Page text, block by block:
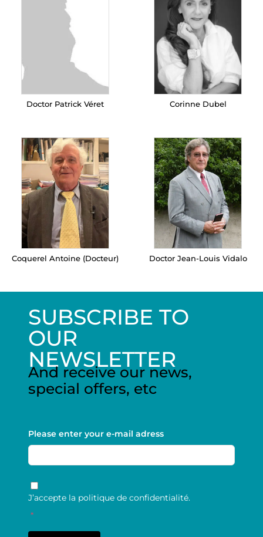
Doctor Patrick Véret Corinne Dubel
Coquerel Antoine (Docteur) Doctor Jean-Louis Vidalo
SUBSCRIBE TO
OUR
NEWSLETTER
And receive our news,
special offers, etc
Please enter your e-mail adress
RGPD
J’accepte la politique de confidentialité.
*